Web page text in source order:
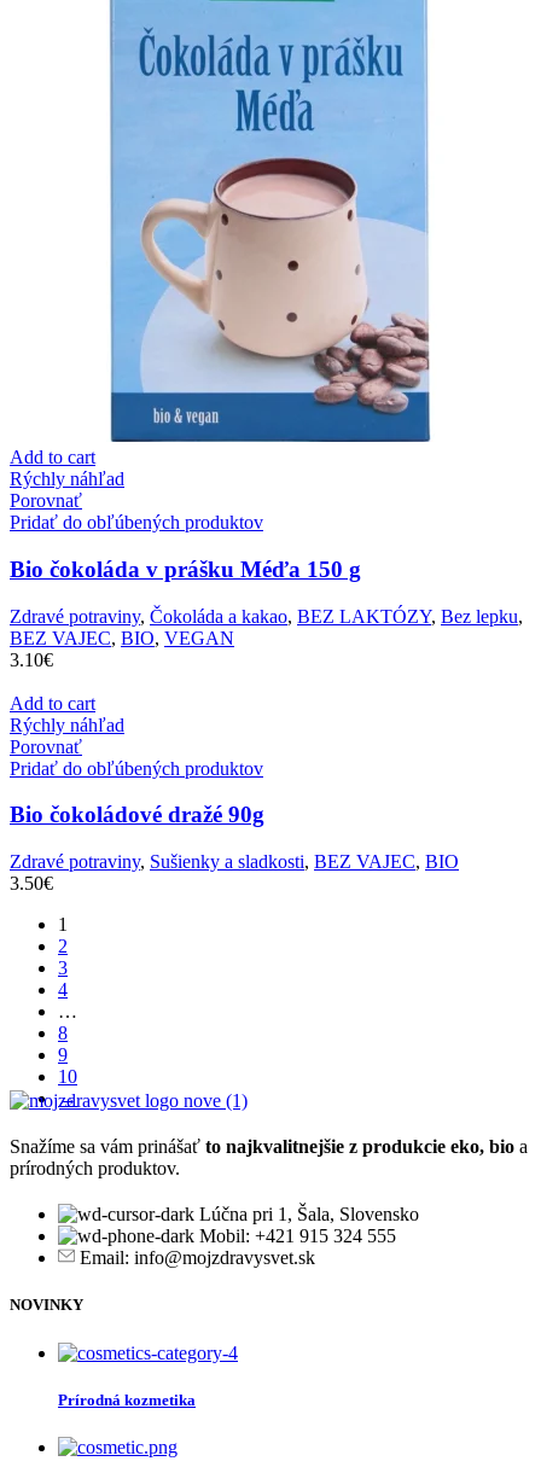
Add to cart
Rýchly náhľad
Porovnať
Pridať do obľúbených produktov
Bio čokoláda v prášku Méďa 150 g
Zdravé potraviny, Čokoláda a kakao, BEZ LAKTÓZY, Bez lepku,
BEZ VAJEC, BIO, VEGAN
3.10€
Add to cart
Rýchly náhľad
Porovnať
Pridať do obľúbených produktov
Bio čokoládové dražé 90g
Zdravé potraviny, Sušienky a sladkosti, BEZ VAJEC, BIO
3.50€
1
2
3
4
…
8
9
10
→
Snažíme sa vám prinášať to najkvalitnejšie z produkcie eko, bio a
prírodných produktov.
Lúčna pri 1, Šala, Slovensko
Mobil: +421 915 324 555
Email: info@mojzdravysvet.sk
NOVINKY
Prírodná kozmetika